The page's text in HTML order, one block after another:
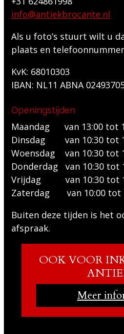
info@antiekbrocante.nl
Als u foto’s stuurt wilt u
plaats en
KvK: 68010303
IBAN: NL11 ABNA
Openingstijden
Maandag van 13:00 tot
Dinsdag van 10:30 tot
Woensdag van 10:30 tot
Donderdag van 10:30 tot
Vrijdag van 10:30 tot
Zaterdag van 10:00 tot
Buiten deze tijden is het
afspraak.
OOK VOOR
Meer